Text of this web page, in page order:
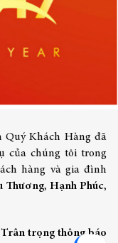
Quý Khách Hàng đã
của chúng tôi trong
hàng và gia đình
Thương, Hạnh Phúc,
Trân trọng thông báo